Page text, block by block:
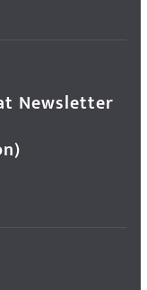
Newsletter